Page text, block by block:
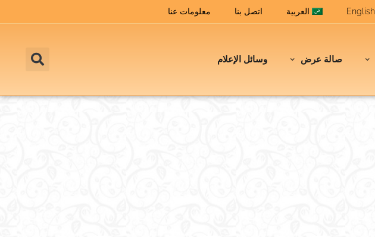
English العربية اتصل بنا معلومات عنا
صالة عرض وسائل الإعلام